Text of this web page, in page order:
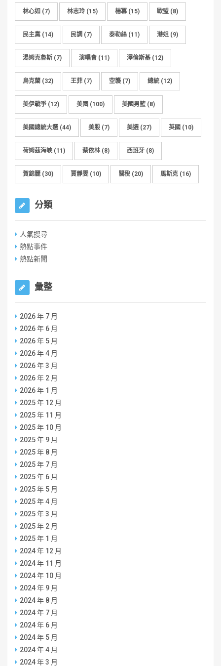
林心如 (7) 林志玲 (15) 楊冪 (15) 歐盟 (8)
民主黨 (14) 民調 (7) 泰勒絲 (11) 港姐 (9)
湯姆克魯斯 (7) 演唱會 (11) 澤倫斯基 (12)
烏克蘭 (32) 王菲 (7) 空襲 (7) 總統 (12)
美伊戰爭 (12) 美國 (100) 美國男籃 (8)
美國總統大選(44) 美股 (7) 美選(27) 英國 (10)
荷姆茲海峽 (11) 蔡依林 (8) 西班牙 (8)
賀錦麗 (30) 賈靜雯 (10) 關稅 (20) 馬斯克 (16)
分類
人氣搜尋
熱點事件
熱點新聞
彙整
2026 年 7 月
2026 年 6 月
2026 年 5 月
2026 年 4 月
2026 年 3 月
2026 年 2 月
2026 年 1 月
2025 年 12 月
2025 年 11 月
2025 年 10 月
2025 年 9 月
2025 年 8 月
2025 年 7 月
2025 年 6 月
2025 年 5 月
2025 年 4 月
2025 年 3 月
2025 年 2 月
2025 年 1 月
2024 年 12 月
2024 年 11 月
2024 年 10 月
2024 年 9 月
2024 年 8 月
2024 年 7 月
2024 年 6 月
2024 年 5 月
2024 年 4 月
2024 年 3 月